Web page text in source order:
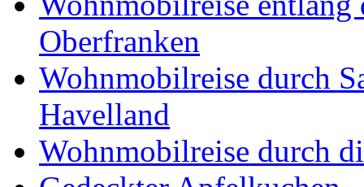
Oberfranken
Wohnmobilreise durch
Havelland
Wohnmobilreise durch